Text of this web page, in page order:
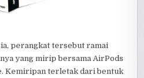
perangkat tersebut ramai
yang mirip bersama AirPods
Kemiripan terletak dari bentuk